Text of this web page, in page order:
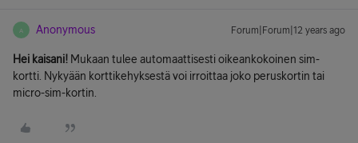
A Anonymous Forum|Forum|12 years ago
Hei kaisani! Mukaan tulee automaattisesti oikeankokoinen sim-
kortti. Nykyään korttikehyksestä voi irroittaa joko peruskortin tai
micro-sim-kortin.